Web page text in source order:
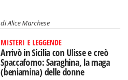
diAlice Marchese
MISTERI E LEGGENDE
Arrivò in Sicilia con Ulisse e creò
Spaccaforno: Saraghina, la maga
(beniamina) delle donne